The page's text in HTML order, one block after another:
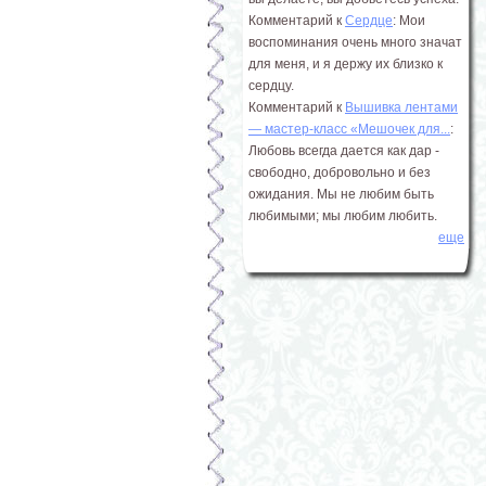
Комментарий к Сердце: Мои
воспоминания очень много значат
для меня, и я держу их близко к
сердцу.
Комментарий к Вышивка лентами
― мастер-класс «Мешочек для...:
Любовь всегда дается как дар -
свободно, добровольно и без
ожидания. Мы не любим быть
любимыми; мы любим любить.
еще